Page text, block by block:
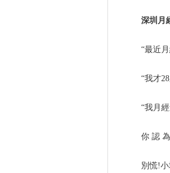
深圳月
“最近
“我才
“我月
你 認
別慌!